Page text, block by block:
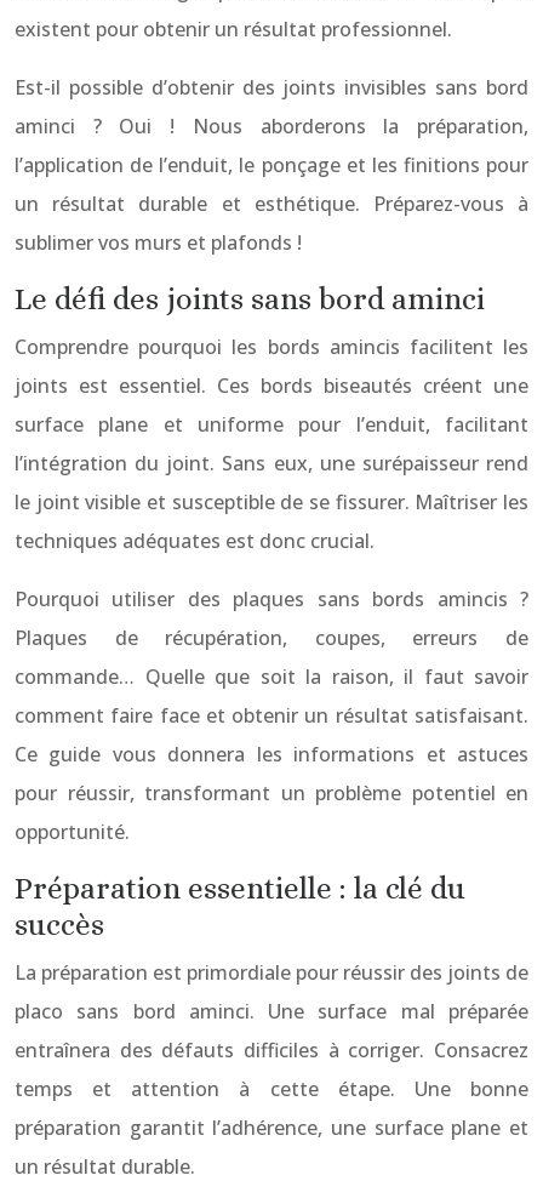
existent pour obtenir un résultat professionnel.
Est-il possible d’obtenir des joints invisibles sans bord
aminci ? Oui ! Nous aborderons la préparation,
l’application de l’enduit, le ponçage et les finitions pour
un résultat durable et esthétique. Préparez-vous à
sublimer vos murs et plafonds !
Le défi des joints sans bord aminci
Comprendre pourquoi les bords amincis facilitent les
joints est essentiel. Ces bords biseautés créent une
surface plane et uniforme pour l’enduit, facilitant
l’intégration du joint. Sans eux, une surépaisseur rend
le joint visible et susceptible de se fissurer. Maîtriser les
techniques adéquates est donc crucial.
Pourquoi utiliser des plaques sans bords amincis ?
Plaques de récupération, coupes, erreurs de
commande… Quelle que soit la raison, il faut savoir
comment faire face et obtenir un résultat satisfaisant.
Ce guide vous donnera les informations et astuces
pour réussir, transformant un problème potentiel en
opportunité.
Préparation essentielle : la clé du
succès
La préparation est primordiale pour réussir des joints de
placo sans bord aminci. Une surface mal préparée
entraînera des défauts difficiles à corriger. Consacrez
temps et attention à cette étape. Une bonne
préparation garantit l’adhérence, une surface plane et
un résultat durable.